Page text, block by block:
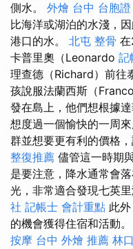
側水。 外燴 台中 台胞
比海洋或湖泊的水淺，
港口的水。 北屯 整骨
卡普里奧（Leonardo 記
理查德（Richard）前往
孩說服法蘭西斯（
發在島上，他們想根據
想度過一個愉快的一周
群並想要更有利的價格
整復推薦 儘管這一時期
是要注意，降水通常會
光，非常適合發現七英里
社 記帳士 會計重點 此
的機會獲得住宿和活動。
按摩 台中 外燴 推薦 林